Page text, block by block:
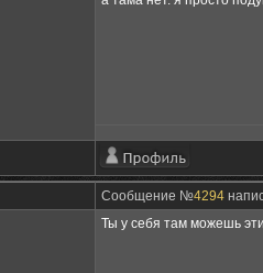
Сообщение №4294
Ты у себя там можешь